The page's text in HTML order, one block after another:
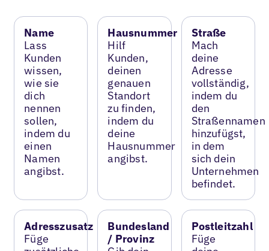
Name
Lass
Kunden
wissen,
wie sie
dich
nennen
sollen,
indem du
einen
Namen
angibst.
Hausnummer
Hilf
Kunden,
deinen
genauen
Standort
zu finden,
indem du
deine
Hausnummer
angibst.
Straße
Mach
deine
Adresse
vollständig,
indem du
den
Straßennamen
hinzufügst,
in dem
sich dein
Unternehmen
befindet.
Adresszusatz
Füge
Bundesland
/ Provinz
Postleitzahl
Füge